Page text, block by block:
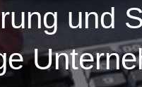
und